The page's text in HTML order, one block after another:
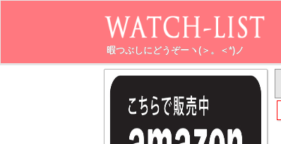
暇つぶしにどうぞーヽ(＞。＜*)ノ